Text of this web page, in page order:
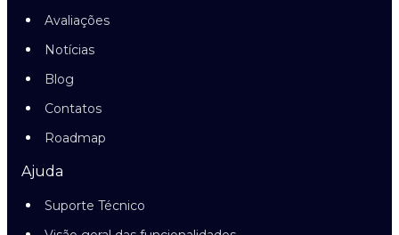
Avaliações
Notícias
Blog
Contatos
Roadmap
Ajuda
Suporte Técnico